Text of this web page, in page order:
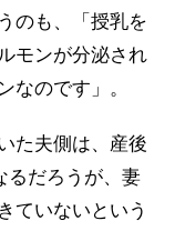
のも、「授乳を
モンが分泌され
なのです」。
た夫側は、産後
だろうが、妻
ていないという